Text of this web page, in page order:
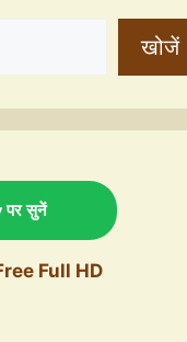
खोजें
पर सुनें
Full HD